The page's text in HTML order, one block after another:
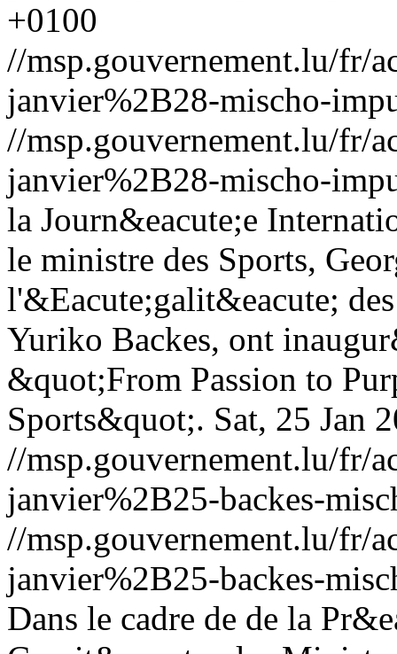
+0100
//msp.gouvernement.lu/fr/
janvier%2B28-mischo-
//msp.gouvernement.lu/fr/
janvier%2B28-mischo-
la Journ&eacute;e
le ministre des Sports,
l'&Eacute;galit&eacute;
Yuriko Backes, ont
&quot;From Passion to
Sports&quot;. Sat, 25 Jan
//msp.gouvernement.lu/fr/
janvier%2B25-backes-
//msp.gouvernement.lu/fr/
janvier%2B25-backes-
Dans le cadre de de la